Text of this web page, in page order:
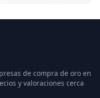
de compra de oro en
y valoraciones cerca